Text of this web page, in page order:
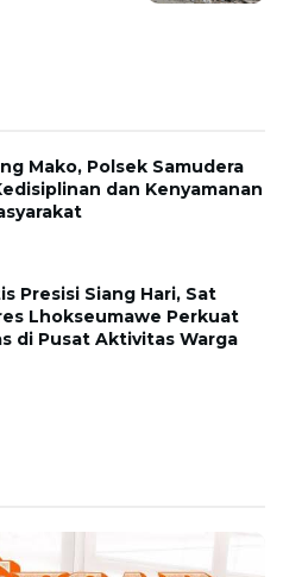
Mako, Polsek Samudera
dan Kenyamanan
Presisi Siang Hari, Sat
Lhokseumawe Perkuat
di Pusat Aktivitas Warga